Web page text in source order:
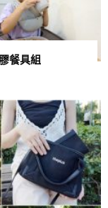
餐具組